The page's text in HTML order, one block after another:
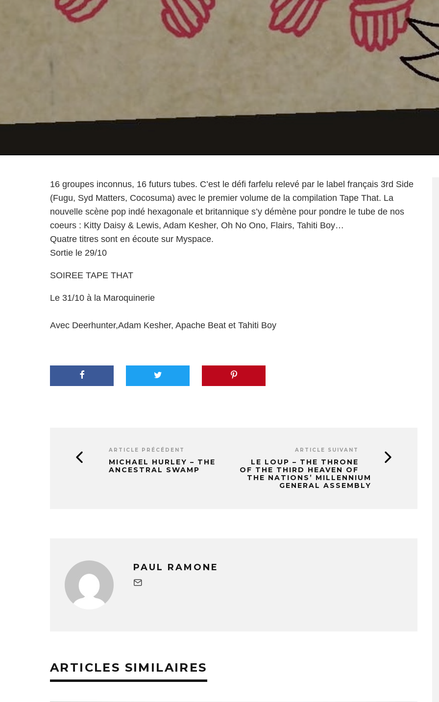
16 groupes inconnus, 16 futurs tubes. C’est le défi farfelu relevé par le label français 3rd Side
(Fugu, Syd Matters, Cocosuma) avec le premier volume de la compilation Tape That. La
nouvelle scène pop indé hexagonale et britannique s’y démène pour pondre le tube de nos
coeurs : Kitty Daisy & Lewis, Adam Kesher, Oh No Ono, Flairs, Tahiti Boy…
Quatre titres sont en écoute sur Myspace.
Sortie le 29/10
SOIREE TAPE THAT
Le 31/10 à la Maroquinerie
Avec Deerhunter,Adam Kesher, Apache Beat et Tahiti Boy
ARTICLE PRÉCÉDENT
MICHAEL HURLEY – THE
ANCESTRAL SWAMP
ARTICLE SUIVANT
LE LOUP – THE THRONE
OF THE THIRD HEAVEN OF
THE NATIONS’ MILLENNIUM
GENERAL ASSEMBLY
PAUL RAMONE
ARTICLES SIMILAIRES